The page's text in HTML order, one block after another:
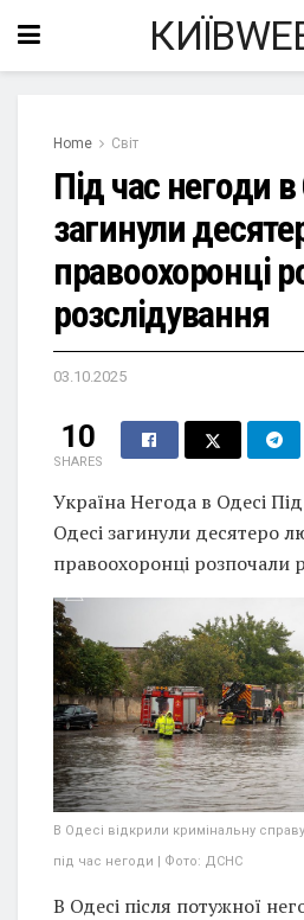
Home Світ
Під час негоди в
загинули
правоохоронці
розслідування
03.10.2025
10
SHARES
Україна Негода в Одесі
Одесі загинули десятеро
правоохоронці розпочали
В Одесі відкрили кримінальну
під час негоди | Фото: ДСНС
В Одесі після потужної